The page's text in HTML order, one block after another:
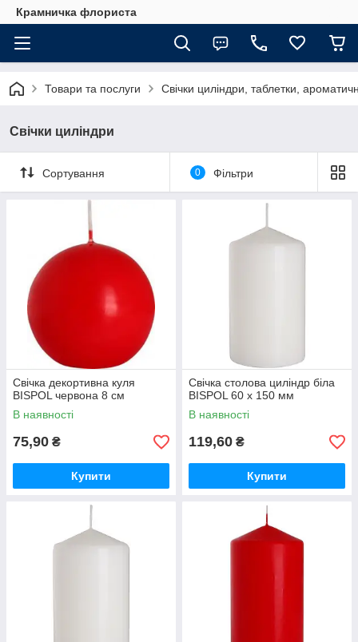
Крамничка флориста
Товари та послуги Свічки циліндри, таблетки,
Свічки циліндри
Сортування 0 Фільтри
Свічка декортивна куля
BISPOL червона 8 см
В наявності
75,90 ₴
Купити
Свічка столова циліндр біла
BISPOL 60 х 150 мм
В наявності
119,60 ₴
Купити